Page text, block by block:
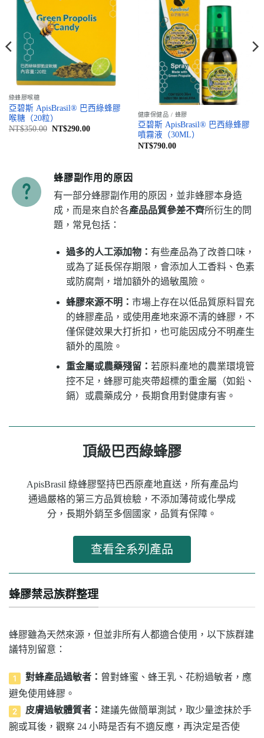
綠蜂膠喉糖
亞碧斯 ApisBrasil® 巴西綠蜂膠
喉糖（20粒）
NT$350.00 原
NT$290.00目
健康保健品 / 蜂膠
亞碧斯 ApisBrasil® 巴西綠蜂膠
噴霧液（30ML）
NT$790.00
蜂膠副作用的原因
有一部分蜂膠副作用的原因，並非蜂膠本身造
成，而是來自於各產品品質參差不齊所衍生的問
題，常見包括：
過多的人工添加物： 有些產品為了改善口味，
或為了延長保存期限，會添加人工香料、色素
或防腐劑，增加額外的過敏風險。
蜂膠來源不明： 市場上存在以低品質原料冒充
的蜂膠產品，或使用產地來源不清的蜂膠，不
僅保健效果大打折扣，也可能因成分不明產生
額外的風險。
重金屬或農藥殘留： 若原料產地的農業環境管
控不足，蜂膠可能夾帶超標的重金屬（如鉛、
鎘）或農藥成分，長期食用對健康有害。
頂級巴西綠蜂膠
ApisBrasil 綠蜂膠堅持巴西原產地直送，所有產品均
通過嚴格的第三方品質檢驗，不添加薄荷或化學成
分，長期外銷至多個國家，品質有保障。
查看全系列產品
蜂膠禁忌族群整理
蜂膠雖為天然來源，但並非所有人都適合使用，以下族群建
議特別留意：
對蜂產品過敏者： 曾對蜂蜜、蜂王乳、花粉過敏者，應
避免使用蜂膠。
皮膚過敏體質者： 建議先做簡單測試，取少量塗抹於手
腕或耳後，觀察 24 小時是否有不適反應，再決定是否使